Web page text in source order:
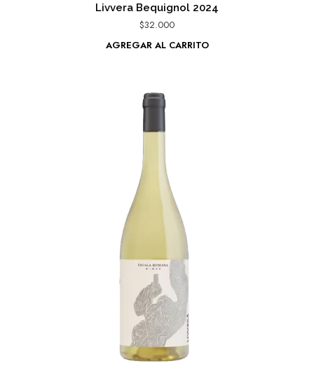
Livvera Bequignol 2024
$32.000
AGREGAR AL CARRITO